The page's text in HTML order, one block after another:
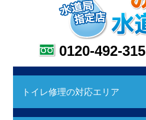
0120-492-315
トイレ修理の対応エリア